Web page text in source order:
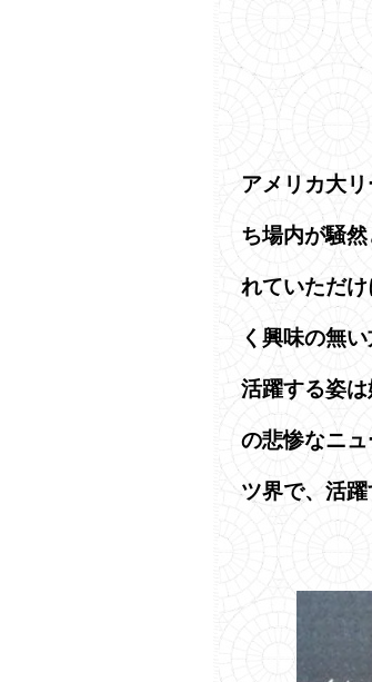
アメリカ大
ち場内が騒
れていただ
く興味の無
活躍する姿
の悲惨なニ
ツ界で、活躍